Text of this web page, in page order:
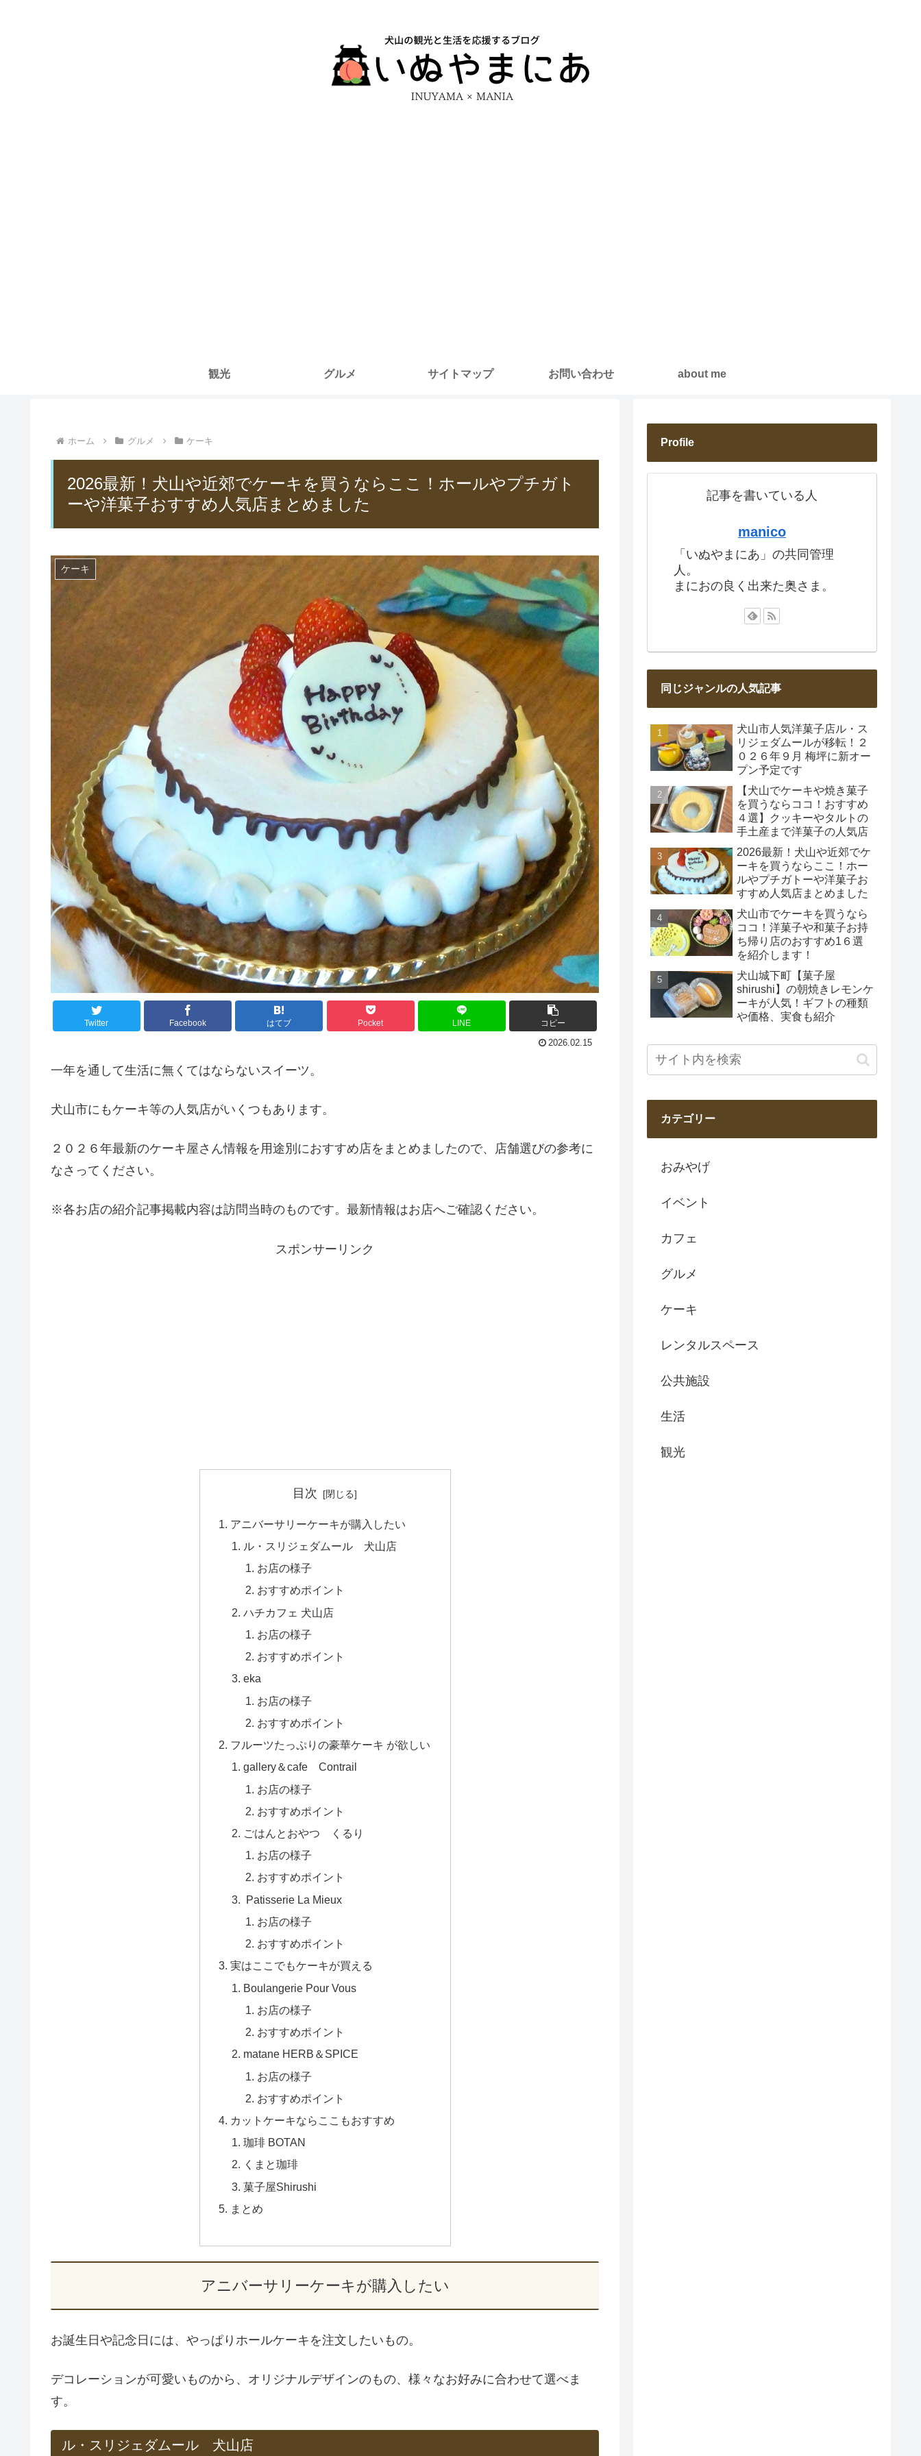
観光 グルメ サイトマップ お問い合わせ about me
ホーム グルメ ケーキ
2026最新！犬山や近郊でケーキを買うならここ！ホールやプチガト
ーや洋菓子おすすめ人気店まとめました
ケーキ
Twitter Facebook はてブ Pocket LINE コピー
2026.02.15
一年を通して生活に無くてはならないスイーツ。
犬山市にもケーキ等の人気店がいくつもあります。
２０２６年最新のケーキ屋さん情報を用途別におすすめ店をまとめましたので、店舗選びの参考に
なさってください。
※各お店の紹介記事掲載内容は訪問当時のものです。最新情報はお店へご確認ください。
スポンサーリンク
目次
アニバーサリーケーキが購入したい
ル・スリジェダムール 犬山店
お店の様子
おすすめポイント
ハチカフェ 犬山店
お店の様子
おすすめポイント
eka
お店の様子
おすすめポイント
フルーツたっぷりの豪華ケーキ が欲しい
gallery＆cafe Contrail
お店の様子
おすすめポイント
ごはんとおやつ くるり
お店の様子
おすすめポイント
Patisserie La Mieux
お店の様子
おすすめポイント
実はここでもケーキが買える
Boulangerie Pour Vous
お店の様子
おすすめポイント
matane HERB＆SPICE
お店の様子
おすすめポイント
カットケーキならここもおすすめ
珈琲 BOTAN
くまと珈琲
菓子屋Shirushi
まとめ
アニバーサリーケーキが購入したい
お誕生日や記念日には、やっぱりホールケーキを注文したいもの。
デコレーションが可愛いものから、オリジナルデザインのもの、様々なお好みに合わせて選べま
す。
ル・スリジェダムール 犬山店
Profile
記事を書いている人
manico
「いぬやまにあ」の共同管理
人。
まにおの良く出来た奥さま。
同じジャンルの人気記事
犬山市人気洋菓子店ル・ス
リジェダムールが移転！２
０２６年９月 梅坪に新オー
プン予定です
【犬山でケーキや焼き菓子
を買うならココ！おすすめ
４選】クッキーやタルトの
手土産まで洋菓子の人気店
2026最新！犬山や近郊でケ
ーキを買うならここ！ホー
ルやプチガトーや洋菓子お
すすめ人気店まとめました
犬山市でケーキを買うなら
ココ！洋菓子や和菓子お持
ち帰り店のおすすめ1６選
を紹介します！
犬山城下町【菓子屋
shirushi】の朝焼きレモンケ
ーキが人気！ギフトの種類
や価格、実食も紹介
カテゴリー
おみやげ
イベント
カフェ
グルメ
ケーキ
レンタルスペース
公共施設
生活
観光